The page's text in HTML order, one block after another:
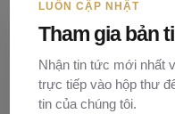
Loại văn bản: Thông
LUÔN CẬP NHẬT
Tham gia bản
Nhận tin tức mới nhất
trực tiếp vào hộp thư
tin của chúng tôi.